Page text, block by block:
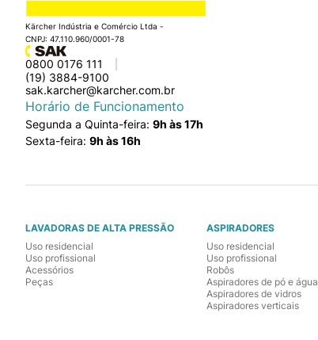
Kärcher Indústria e Comércio Ltda -
CNPJ: 47.110.960/0001-78
0800 0176 111
(19) 3884-9100
sak.karcher@karcher.com.br
Horário de Funcionamento
Segunda a Quinta-feira: 9h às 17h
Sexta-feira: 9h às 16h
LAVADORAS DE ALTA PRESSÃO
Uso residencial
Uso profissional
Acessórios
Peças
ASPIRADORES
Uso residencial
Uso profissional
Robôs
Aspiradores de pó e água
Aspiradores de vidros
Aspiradores verticais